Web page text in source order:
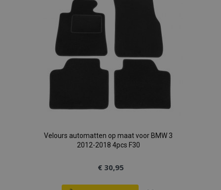
verlanglijst
Velours automatten op maat voor BMW 3
2012-2018 4pcs F30
€ 30,95